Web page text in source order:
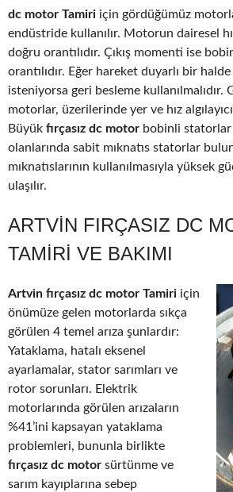
dc motor Tamiri için gördüğümüz
endüstride kullanılır. Motorun dairesel
doğru orantılıdır. Çıkış momenti ise
orantılıdır. Eğer hareket duyarlı bir
isteniyorsa geri besleme kullanılmalıdır.
motorlar, üzerilerinde yer ve hız
Büyük fırçasız dc motor bobinli
olanlarında sabit mıknatıs statorlar
mıknatıslarının kullanılmasıyla yüksek
ulaşılır.
ARTVIN FIRÇASIZ DC
TAMIRI VE BAKIMI
Artvin fırçasız dc motor Tamiri için
önümüze gelen motorlarda sıkça
görülen 4 temel arıza şunlardır:
Yataklama, hatalı eksenel
ayarlamalar, stator sarımları ve
rotor sorunları. Elektrik
motorlarında görülen arızaların
%41’ini kapsayan yataklama
problemleri, bununla birlikte
fırçasız dc motor sürtünme ve
sarım kayıplarına sebep